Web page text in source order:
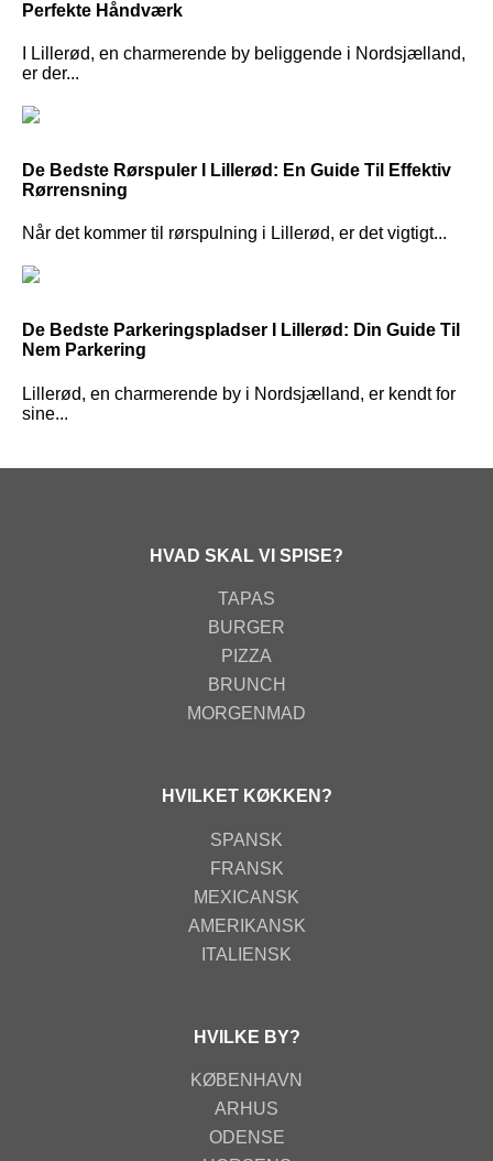
Perfekte Håndværk
I Lillerød, en charmerende by beliggende i Nordsjælland,
er der...
De Bedste Rørspuler I Lillerød: En Guide Til Effektiv
Rørrensning
Når det kommer til rørspulning i Lillerød, er det vigtigt...
De Bedste Parkeringspladser I Lillerød: Din Guide Til
Nem Parkering
Lillerød, en charmerende by i Nordsjælland, er kendt for
sine...
HVAD SKAL VI SPISE?
TAPAS
BURGER
PIZZA
BRUNCH
MORGENMAD
HVILKET KØKKEN?
SPANSK
FRANSK
MEXICANSK
AMERIKANSK
ITALIENSK
HVILKE BY?
KØBENHAVN
ARHUS
ODENSE